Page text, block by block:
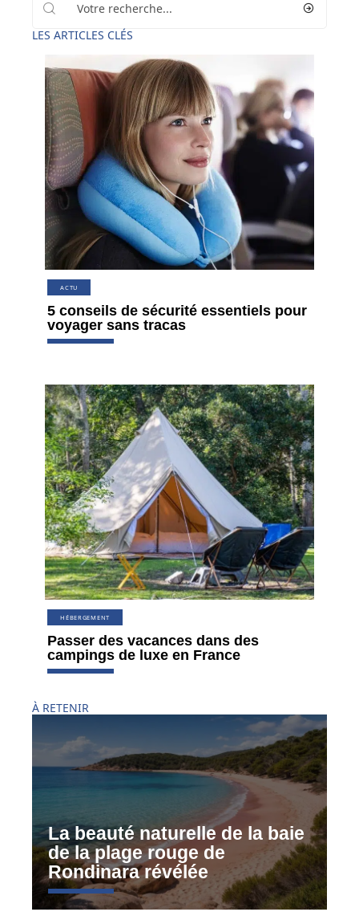
LES ARTICLES CLÉS
ACTU
5 conseils de sécurité essentiels pour
voyager sans tracas
HÉBERGEMENT
Passer des vacances dans des
campings de luxe en France
À RETENIR
La beauté naturelle de la baie
de la plage rouge de
Rondinara révélée